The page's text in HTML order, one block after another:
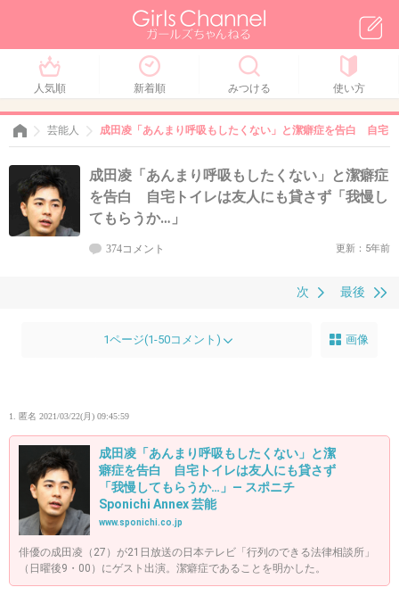
人気順 新着順 みつける 使い方
芸能人 成田凌「あんまり呼吸もしたくない」と潔癖症を告白 自宅
成田凌「あんまり呼吸もしたくない」と潔癖症
を告白 自宅トイレは友人にも貸さず「我慢し
てもらうか…」
374コメント 更新：5年前
最後
次
1ページ(1-50コメント) 画像
1. 匿名 2021/03/22(月) 09:45:59
成田凌「あんまり呼吸もしたくない」と潔
癖症を告白 自宅トイレは友人にも貸さず
「我慢してもらうか…」― スポニチ
Sponichi Annex 芸能
www.sponichi.co.jp
俳優の成田凌（27）が21日放送の日本テレビ「行列のできる法律相談所」
（日曜後9・00）にゲスト出演。潔癖症であることを明かした。